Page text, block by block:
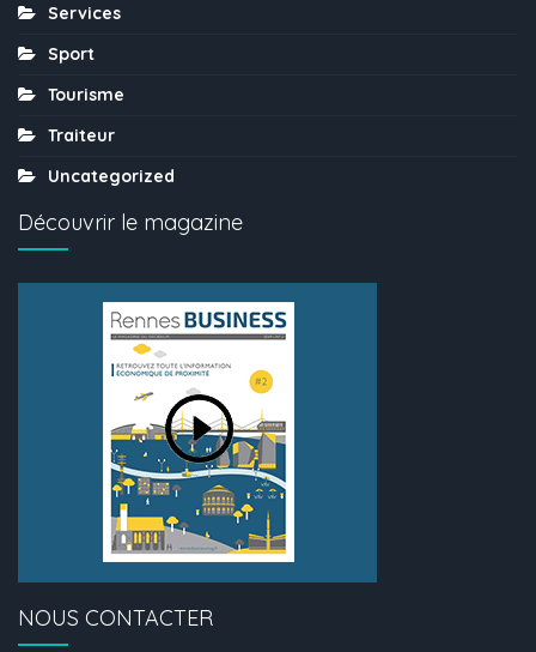
Services
Sport
Tourisme
Traiteur
Uncategorized
Découvrir le magazine
NOUS CONTACTER